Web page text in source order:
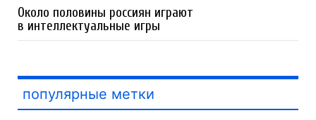
Около половины россиян играют
в интеллектуальные игры
популярные метки